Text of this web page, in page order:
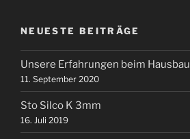
NEUESTE BEITRÄGE
Unsere Erfahrungen beim Hausbau
11. September 2020
Sto Silco K 3mm
16. Juli 2019